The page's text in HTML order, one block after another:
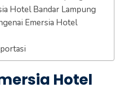
Hotel Bandar Lampung
Emersia Hotel
Hotel